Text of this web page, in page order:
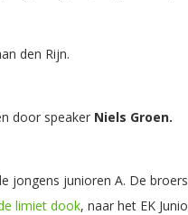
den Rijn.
door speaker Niels Groen.
jongens junioren A. De
limiet dook, naar het EK